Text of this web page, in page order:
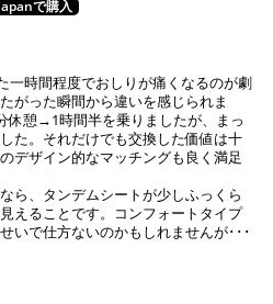
一時間程度でおしりが痛くなるのが劇
がった瞬間から違いを感じられま
憩→1時間半を乗りましたが、まっ
た。それだけでも交換した価値は十
デザイン的なマッチングも良く満足
ら、タンデムシートが少しふっくら
えることです。コンフォートタイプ
いで仕方ないのかもしれませんが･･･